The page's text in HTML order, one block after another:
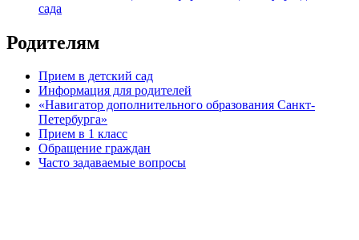
сада
Родителям
Прием в детский сад
Информация для родителей
«Навигатор дополнительного образования Санкт-
Петербурга»
Прием в 1 класс
Обращение граждан
Часто задаваемые вопросы